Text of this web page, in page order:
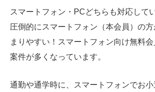
スマートフォン・ PCどちらも対応して
圧倒的にスマートフォン（本会員）の
まりやすい！スマートフォン向け無料
案件が多くなっています。
通勤や通学時に、スマートフォンでお